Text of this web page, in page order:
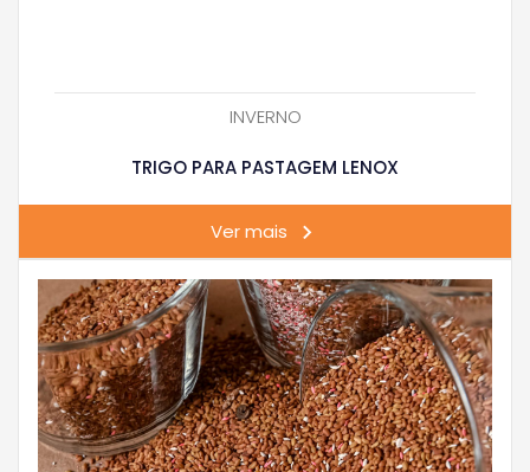
INVERNO
TRIGO PARA PASTAGEM LENOX
Ver mais